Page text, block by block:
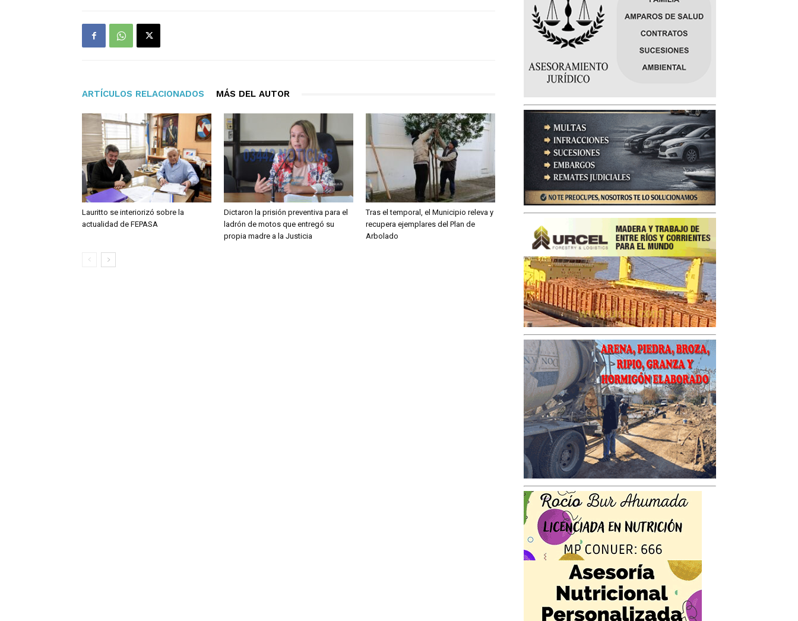
ARTÍCULOS RELACIONADOS MÁS DEL AUTOR
Lauritto se interiorizó sobre la
actualidad de FEPASA
Dictaron la prisión preventiva para el
ladrón de motos que entregó su
propia madre a la Justicia
Tras el temporal, el Municipio releva y
recupera ejemplares del Plan de
Arbolado